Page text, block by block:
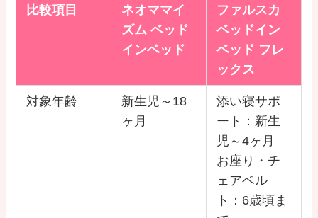
比較項目
ネオママイ
ズム ベッド
インベッド
ファルスカ
ベッドイン
ベッド フレ
ックス
対象年齢
新生児～18
ヶ月
添い寝サポ
ート：新生
児～4ヶ月
お座り・チ
ェアベル
ト：6歳頃ま